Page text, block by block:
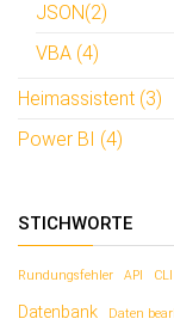
JSON(2)
VBA (4)
Heimassistent (3)
Power BI (4)
STICHWORTE
Rundungsfehler API CLI
Datenbank Daten